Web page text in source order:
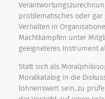
problematisches oder gar
Verhalten in
Machtkämpfen unter
geeigneteres Instrument
Statt sich als
Moralkatalog in die
lohnenswert sein, zu